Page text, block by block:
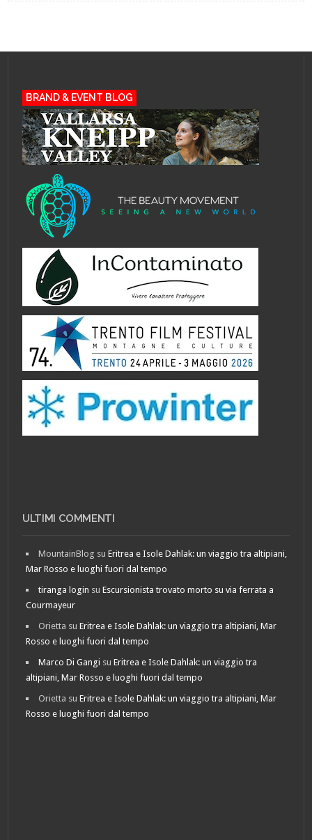
BRAND & EVENT BLOG
ULTIMI COMMENTI
MountainBlog suEritrea e Isole Dahlak: un viaggio tra altipiani,
Mar Rosso e luoghi fuori dal tempo
tiranga login suEscursionista trovato morto su via ferrata a
Courmayeur
Orietta suEritrea e Isole Dahlak: un viaggio tra altipiani, Mar
Rosso e luoghi fuori dal tempo
Marco Di Gangi suEritrea e Isole Dahlak: un viaggio tra
altipiani, Mar Rosso e luoghi fuori dal tempo
Orietta suEritrea e Isole Dahlak: un viaggio tra altipiani, Mar
Rosso e luoghi fuori dal tempo